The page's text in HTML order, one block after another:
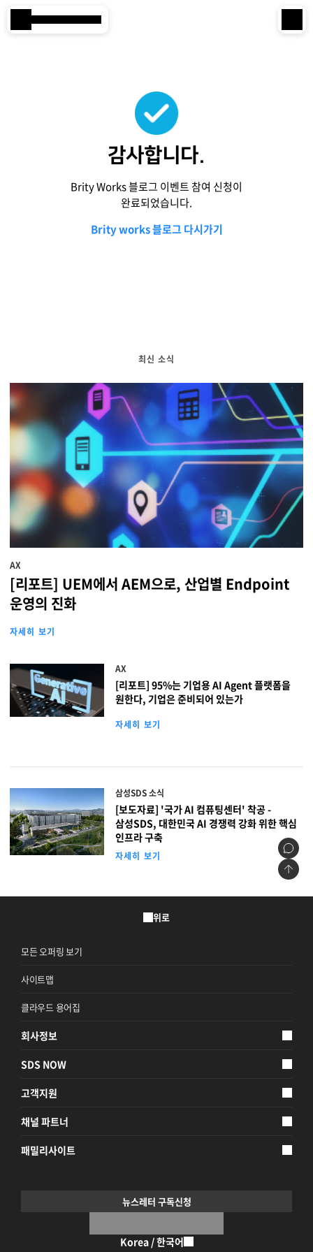
Samsung SDS
디지털 혁신
인사이트
인사이트 리포트
고객사례
리소스
회사정보
회사소개
투자정보
뉴스룸
이벤트/웨비나
지원
고객 지원
감사합니다.
Brity Works 블로그 이벤트 참여 신청이
완료되었습니다.
Brity works 블로그 다시가기
최신 소식
AX
[리포트] UEM에서 AEM으로, 산업별 Endpoint
운영의 진화
자세히 보기
AX
[리포트] 95%는 기업용 AI Agent 플랫폼을
원한다, 기업은 준비되어 있는가
자세히 보기
삼성SDS 소식
[보도자료] '국가 AI 컴퓨팅센터' 착공 -
삼성SDS, 대한민국 AI 경쟁력 강화 위한 핵심
인프라 구축
자세히 보기
위로
모든 오퍼링 보기
사이트맵
클라우드 용어집
회사정보
SDS NOW
고객지원
채널 파트너
패밀리사이트
뉴스레터 구독신청
Korea / 한국어